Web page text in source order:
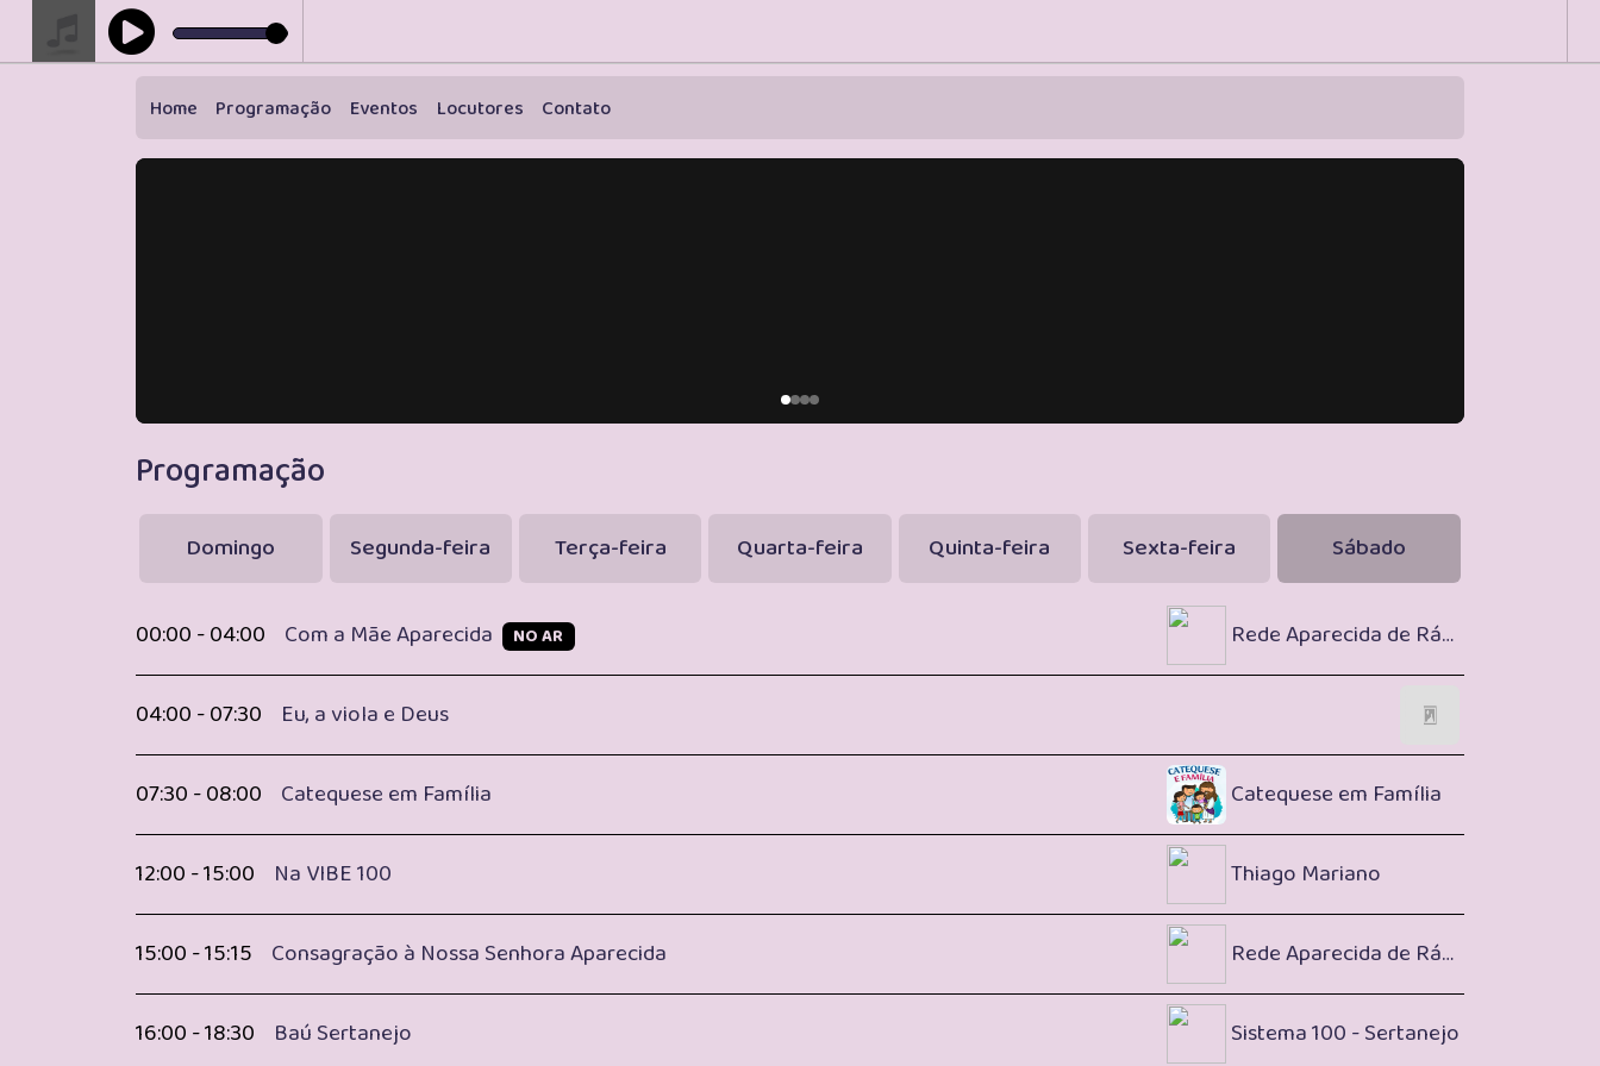
Home Programação Eventos Locutores Contato
Programação
Domingo Segunda-feira Terça-feira Quarta-feira Quinta-feira Sexta-feira Sábado
00:00 - 04:00 Com a Mãe Aparecida NO AR Rede Aparecida de Rádios
04:00 - 07:30 Eu, a viola e Deus
07:30 - 08:00 Catequese em Família Catequese em Família
12:00 - 15:00 Na VIBE 100 Thiago Mariano
15:00 - 15:15 Consagração à Nossa Senhora Aparecida Rede Aparecida de Rádios
16:00 - 18:30 Baú Sertanejo Sistema 100 - Sertanejo